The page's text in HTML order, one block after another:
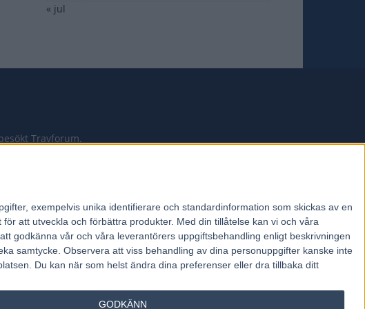
exempelvis unika identifierare och standardinformation som skickas av en
att utveckla och förbättra produkter. Med din tillåtelse kan vi och våra
godkänna vår och våra leverantörers uppgiftsbehandling enligt beskrivningen
samtycke. Observera att viss behandling av dina personuppgifter kanske inte
Du kan när som helst ändra dina preferenser eller dra tillbaka ditt
GODKÄNN
« jul
Travforum.
2005.